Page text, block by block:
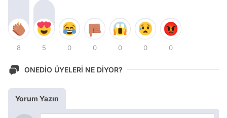
8 5 0 0 0 0 0
ONEDİO ÜYELERİ NE DİYOR?
Yorum Yazın